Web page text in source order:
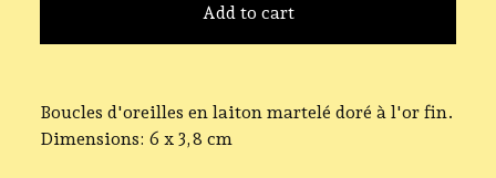
Add to cart
Boucles d'oreilles en laiton martelé doré à l'or fin.
Dimensions: 6 x 3,8 cm